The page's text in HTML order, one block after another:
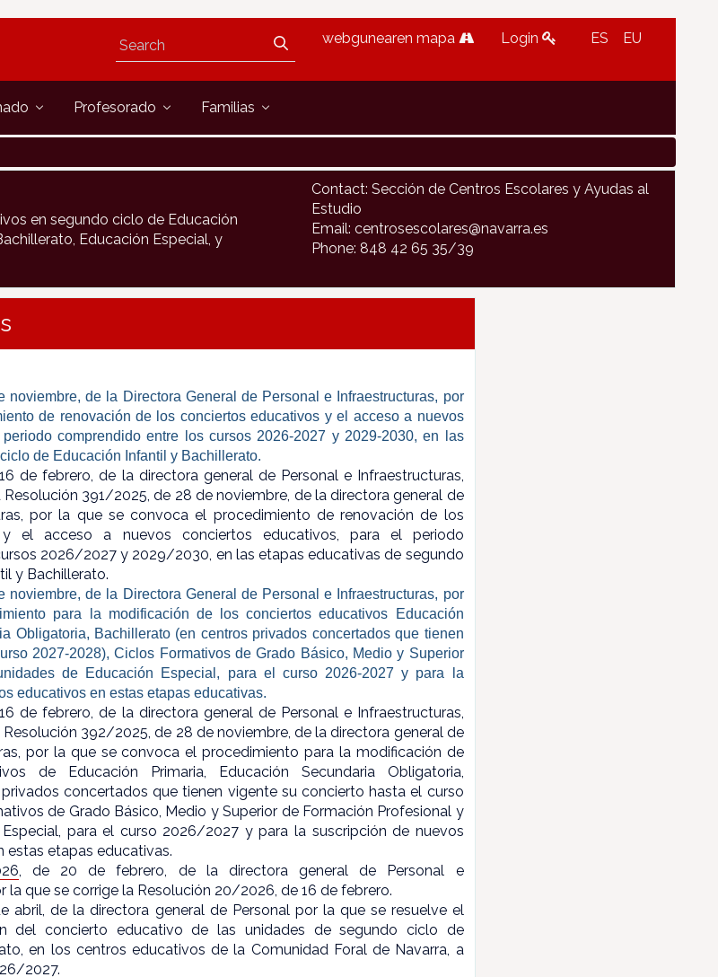
webgunearen mapa Login ES EU
Profesorado Familias
en segundo ciclo de Educación
Educación Especial, y
Contact: Sección de Centros Escolares y Ayudas al
Estudio
Email: centrosescolares@navarra.es
Phone: 848 42 65 35/39
noviembre, de la Directora General de Personal e Infraestructuras, por
de renovación de los conciertos educativos y el acceso a nuevos
comprendido entre los cursos 2026-2027 y 2029-2030, en las
de Educación Infantil y Bachillerato.
de febrero, de la directora general de Personal e Infraestructuras,
391/2025, de 28 de noviembre, de la directora general de
por la que se convoca el procedimiento de renovación de los
y el acceso a nuevos conciertos educativos, para el periodo
2026/2027 y 2029/2030, en las etapas educativas de segundo
y Bachillerato.
noviembre, de la Directora General de Personal e Infraestructuras, por
para la modificación de los conciertos educativos Educación
Obligatoria, Bachillerato (en centros privados concertados que tienen
2027-2028), Ciclos Formativos de Grado Básico, Medio y Superior
de Educación Especial, para el curso 2026-2027 y para la
educativos en estas etapas educativas.
de febrero, de la directora general de Personal e Infraestructuras,
392/2025, de 28 de noviembre, de la directora general de
por la que se convoca el procedimiento para la modificación de
de Educación Primaria, Educación Secundaria Obligatoria,
concertados que tienen vigente su concierto hasta el curso
de Grado Básico, Medio y Superior de Formación Profesional y
para el curso 2026/2027 y para la suscripción de nuevos
estas etapas educativas.
, de 20 de febrero, de la directora general de Personal e
la que se corrige la Resolución 20/2026, de 16 de febrero.
abril, de la directora general de Personal por la que se resuelve el
del concierto educativo de las unidades de segundo ciclo de
en los centros educativos de la Comunidad Foral de Navarra, a
2027.